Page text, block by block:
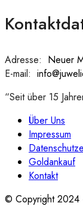
Adresse: Neuer
E-mail:
“Seit über 15
Über Uns
Impressum
Goldankauf
Kontakt
© Copyright 2024